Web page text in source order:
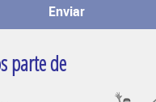
parte de